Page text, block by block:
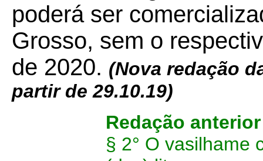
poderá ser
Grosso, sem o
de 2020. (Nova redação
partir de 29.10.19)
Redação anterior
§ 2° O vasilhame